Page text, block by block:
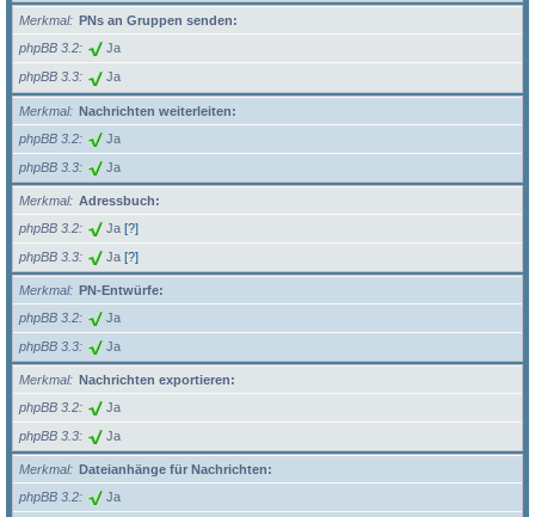
Merkmal
PNs an Gruppen senden:
phpBB 3.2
Ja
phpBB 3.3 Ja
Merkmal
Nachrichten weiterleiten:
phpBB 3.2
Ja
phpBB 3.3 Ja
Merkmal
Adressbuch:
phpBB 3.2
Ja [?]
phpBB 3.3 Ja [?]
Merkmal
PN-Entwürfe:
phpBB 3.2
Ja
phpBB 3.3 Ja
Merkmal
Nachrichten exportieren:
phpBB 3.2
Ja
phpBB 3.3 Ja
Merkmal
Dateianhänge für Nachrichten:
phpBB 3.2
Ja